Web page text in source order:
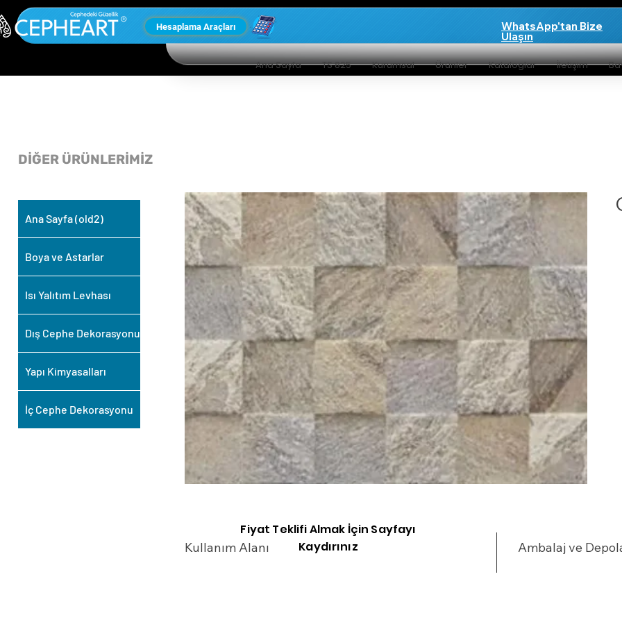
Hesaplama Araçları WhatsApp'tan Bize
Ulaşın
Ana Sayfa TS 825 Kurumsal Ürünler Kataloglar İletişim
Kullanım Alanı Ambalaj ve
Fiyat Teklifi Almak İçin Sayfayı
Kaydırınız
Ana Sayfa (old2)
Boya ve Astarlar
Isı Yalıtım Levhası
Dış Cephe Dekorasyonu
Yapı Kimyasalları
İç Cephe Dekorasyonu
DİĞER ÜRÜNLERİMİZ